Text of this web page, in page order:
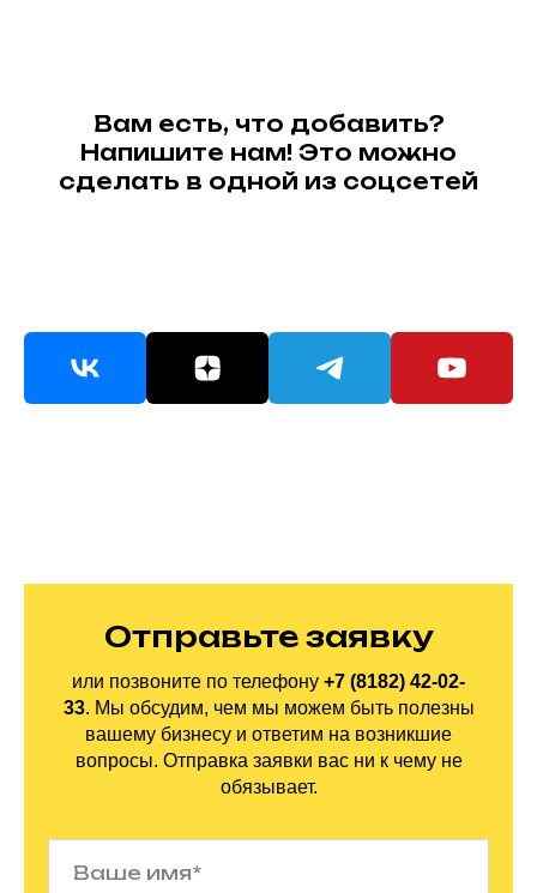
Вам есть, что добавить?
Напишите нам! Это можно
сделать в одной из соцсетей
Отправьте заявку
или позвоните по телефону +7 (8182) 42-02-
33. Мы обсудим, чем мы можем быть полезны
вашему бизнесу и ответим на возникшие
вопросы. Отправка заявки вас ни к чему не
обязывает.